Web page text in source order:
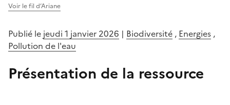
Voir le fil d’Ariane
Publié le jeudi 1 janvier 2026 | Biodiversité , Energies ,
Pollution de l'eau
Présentation de la ressource